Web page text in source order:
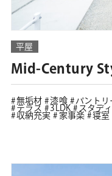
平屋
Mid-Century
無垢材 漆喰 パントリ
テラス
3LDK スタデ
収納充実
家事楽 寝室